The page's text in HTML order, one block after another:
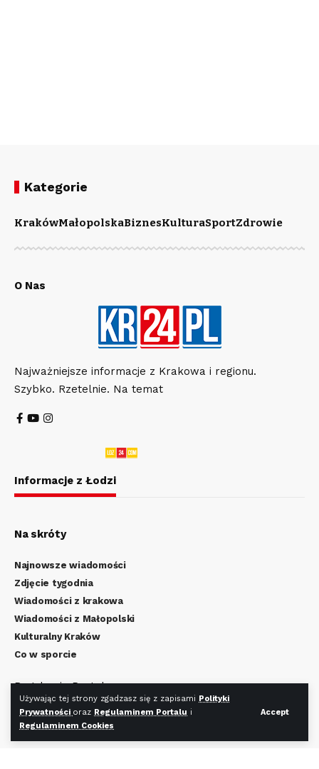
Używając tej strony zgadzasz się z zapisami Polityki
Prywatności oraz Regulaminem Portalu i
Regulaminem Cookies
Accept
Kategorie
KrakówMałopolskaBiznesKulturaSportZdrowie
O Nas
Najważniejsze informacje z Krakowa i regionu.
Szybko. Rzetelnie. Na temat
Informacje z Łodzi
Na skróty
Najnowsze wiadomości
Zdjęcie tygodnia
Wiadomości z krakowa
Wiadomości z Małopolski
Kulturalny Kraków
Co w sporcie
Regulamin Portalu
Polityka Prywatności
Regulamin Cookies